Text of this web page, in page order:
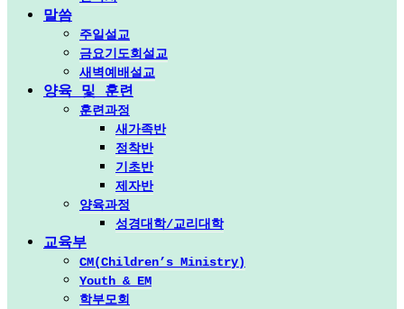
말씀
주일설교
금요기도회설교
새벽예배설교
양육 및 훈련
훈련과정
새가족반
정착반
기초반
제자반
양육과정
성경대학/교리대학
교육부
CM(Children’s Ministry)
Youth & EM
학부모회